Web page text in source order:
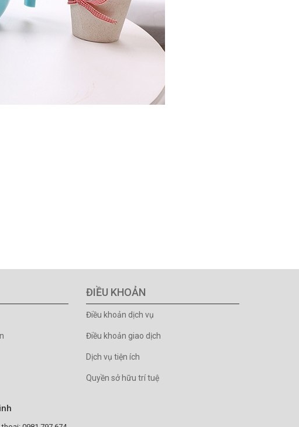
ĐIỀU KHOẢN
Điều khoản dịch vụ
Điều khoản giao dịch
Dịch vụ tiện ích
Quyền sở hữu trí tuệ